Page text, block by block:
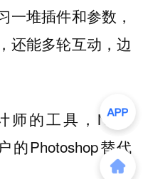
一堆插件和参数，
还能多轮互动，边
师的工具，Nano
的Photoshop替代